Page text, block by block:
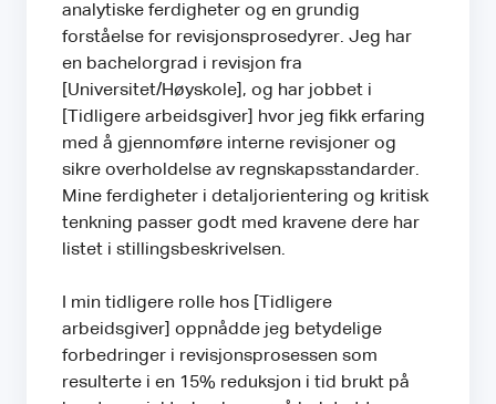
analytiske ferdigheter og en grundig
forståelse for revisjonsprosedyrer. Jeg har
en bachelorgrad i revisjon fra
[Universitet/Høyskole], og har jobbet i
[Tidligere arbeidsgiver] hvor jeg fikk erfaring
med å gjennomføre interne revisjoner og
sikre overholdelse av regnskapsstandarder.
Mine ferdigheter i detaljorientering og kritisk
tenkning passer godt med kravene dere har
listet i stillingsbeskrivelsen.
I min tidligere rolle hos [Tidligere
arbeidsgiver] oppnådde jeg betydelige
forbedringer i revisjonsprosessen som
resulterte i en 15% reduksjon i tid brukt på